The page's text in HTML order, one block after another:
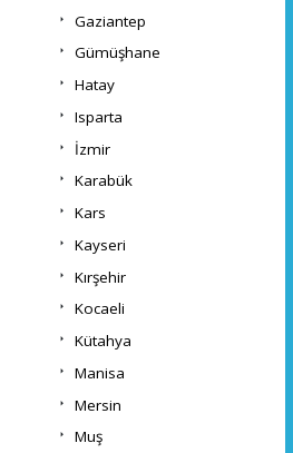
Gaziantep
Gümüşhane
Hatay
Isparta
İzmir
Karabük
Kars
Kayseri
Kırşehir
Kocaeli
Kütahya
Manisa
Mersin
Muş